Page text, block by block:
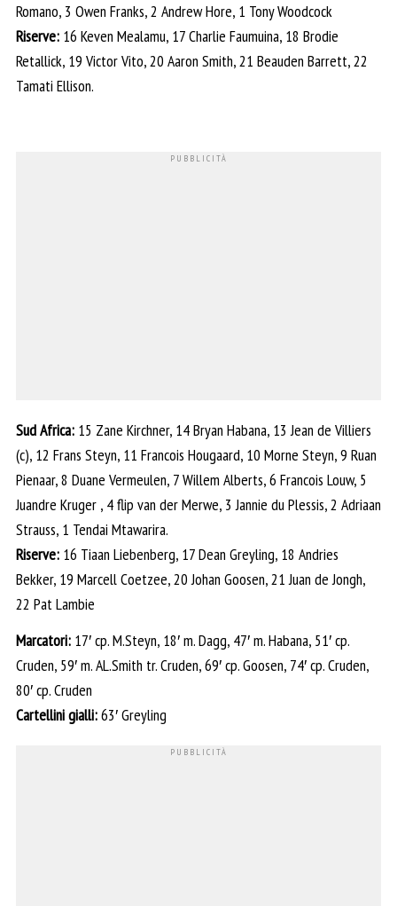
Romano, 3 Owen Franks, 2 Andrew Hore, 1 Tony Woodcock
Riserve: 16 Keven Mealamu, 17 Charlie Faumuina, 18 Brodie
Retallick, 19 Victor Vito, 20 Aaron Smith, 21 Beauden Barrett, 22
Tamati Ellison.
Sud Africa: 15 Zane Kirchner, 14 Bryan Habana, 13 Jean de Villiers
(c), 12 Frans Steyn, 11 Francois Hougaard, 10 Morne Steyn, 9 Ruan
Pienaar, 8 Duane Vermeulen, 7 Willem Alberts, 6 Francois Louw, 5
Juandre Kruger , 4 flip van der Merwe, 3 Jannie du Plessis, 2 Adriaan
Strauss, 1 Tendai Mtawarira.
Riserve: 16 Tiaan Liebenberg, 17 Dean Greyling, 18 Andries
Bekker, 19 Marcell Coetzee, 20 Johan Goosen, 21 Juan de Jongh,
22 Pat Lambie
Marcatori: 17′ cp. M.Steyn, 18′ m. Dagg, 47′ m. Habana, 51′ cp.
Cruden, 59′ m. AL.Smith tr. Cruden, 69′ cp. Goosen, 74′ cp. Cruden,
80′ cp. Cruden
Cartellini gialli:63′ Greyling